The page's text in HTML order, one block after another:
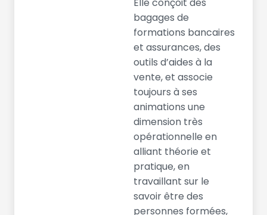
bagages de
formations bancaires
et assurances, des
outils d’aides à la
vente, et associe
toujours à ses
animations une
dimension très
opérationnelle en
alliant théorie et
pratique, en
travaillant sur le
savoir être des
personnes formées,